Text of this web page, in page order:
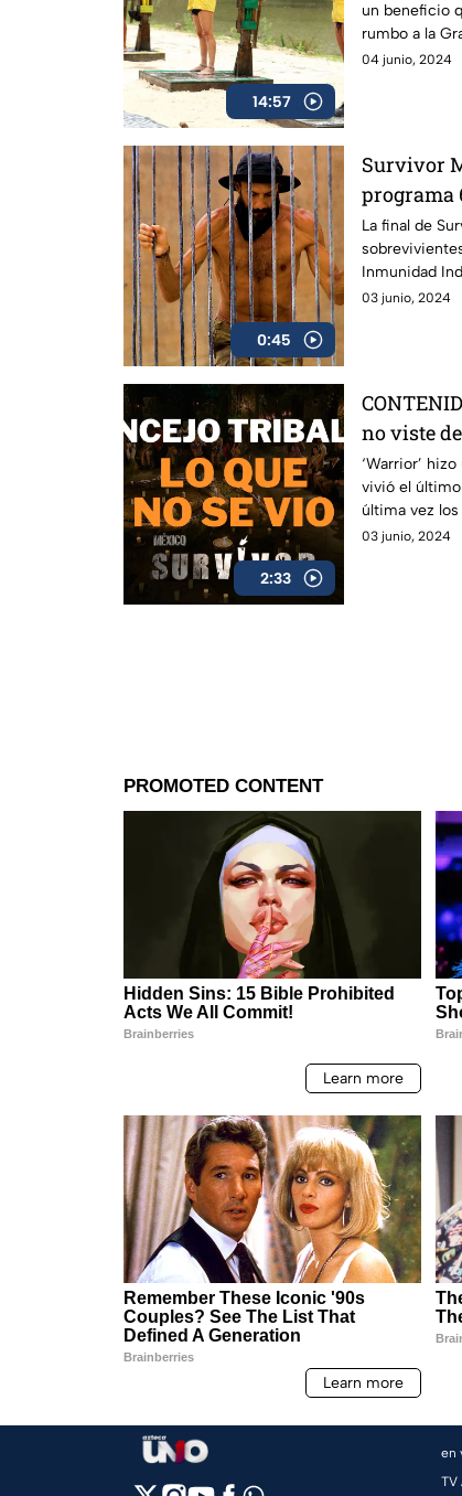
14:57
un beneficio
rumbo a la
04 junio, 2024
0:45
Survivor
programa
La final de
Inmunidad
será fácil.
03 junio, 2024
2:33
no viste
México
‘Warrior’
vivió el
última vez
compañeros.
03 junio, 2024
en
TV